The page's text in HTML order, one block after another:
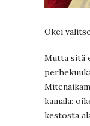
Okei
Mutta sitä
kamala:
kestosta